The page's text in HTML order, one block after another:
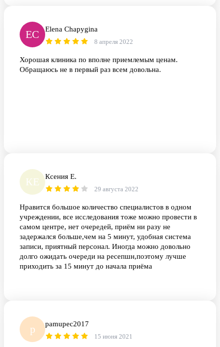
EC Elena Chapygina
8 апреля 2022
Хорошая клиника по вполне приемлемым ценам.
Обращаюсь не в первый раз всем довольна.
КЕ Ксения Е.
29 августа 2022
Нравится большое количество специалистов в одном
учреждении, все исследования тоже можно провести в
самом центре, нет очередей, приём ни разу не
задержался больше,чем на 5 минут, удобная система
записи, приятный персонал. Иногда можно довольно
долго ожидать очереди на ресепшн,поэтому лучше
приходить за 15 минут до начала приёма
p pamupec2017
15 июня 2021